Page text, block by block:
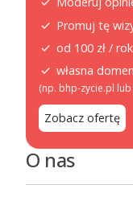
Promuj tę
od 100 zł / rok
własna
(np. bhp-zycie.pl
Zobacz ofertę
O nas